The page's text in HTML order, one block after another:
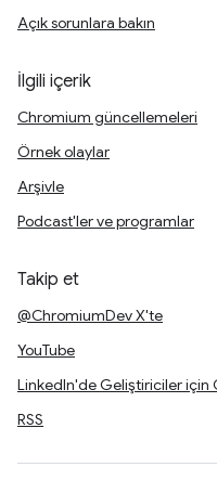
Açık sorunlara bakın
İlgili içerik
Chromium güncellemeleri
Örnek olaylar
Arşivle
Podcast'ler ve programlar
Takip et
@ChromiumDev X'te
YouTube
LinkedIn'de Geliştiriciler için
RSS